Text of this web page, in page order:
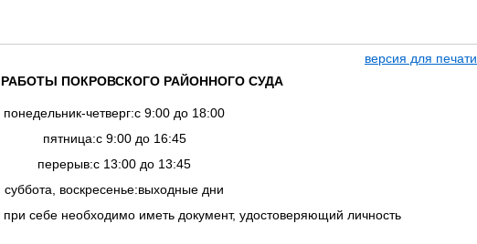
версия для печати
РАБОТЫ ПОКРОВСКОГО РАЙОННОГО СУДА
понедельник-четверг:с 9:00 до 18:00
пятница:с 9:00 до 16:45
перерыв:с 13:00 до 13:45
суббота, воскресенье:выходные дни
себе необходимо иметь документ, удостоверяющий личность